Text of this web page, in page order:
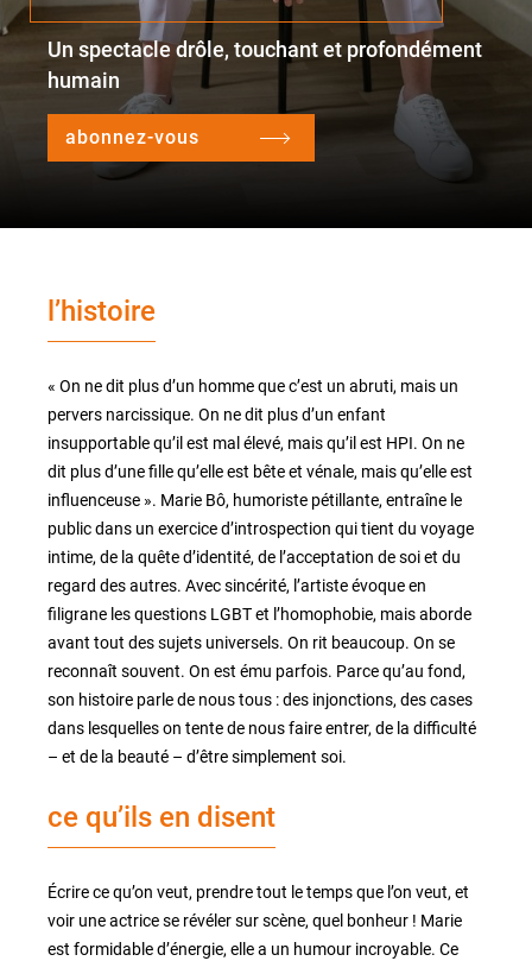
l'équipe
partenaires et mécènes
Un spectacle drôle, touchant et profondément
humain
abonnez-vous
l’histoire
« On ne dit plus d’un homme que c’est un abruti, mais un
pervers narcissique. On ne dit plus d’un enfant
insupportable qu’il est mal élevé, mais qu’il est HPI. On ne
dit plus d’une fille qu’elle est bête et vénale, mais qu’elle est
influenceuse ». Marie Bô, humoriste pétillante, entraîne le
public dans un exercice d’introspection qui tient du voyage
intime, de la quête d’identité, de l’acceptation de soi et du
regard des autres. Avec sincérité, l’artiste évoque en
filigrane les questions LGBT et l’homophobie, mais aborde
avant tout des sujets universels. On rit beaucoup. On se
reconnaît souvent. On est ému parfois. Parce qu’au fond,
son histoire parle de nous tous : des injonctions, des cases
dans lesquelles on tente de nous faire entrer, de la difficulté
– et de la beauté – d’être simplement soi.
ce qu’ils en disent
Écrire ce qu’on veut, prendre tout le temps que l’on veut, et
voir une actrice se révéler sur scène, quel bonheur ! Marie
est formidable d’énergie, elle a un humour incroyable. Ce